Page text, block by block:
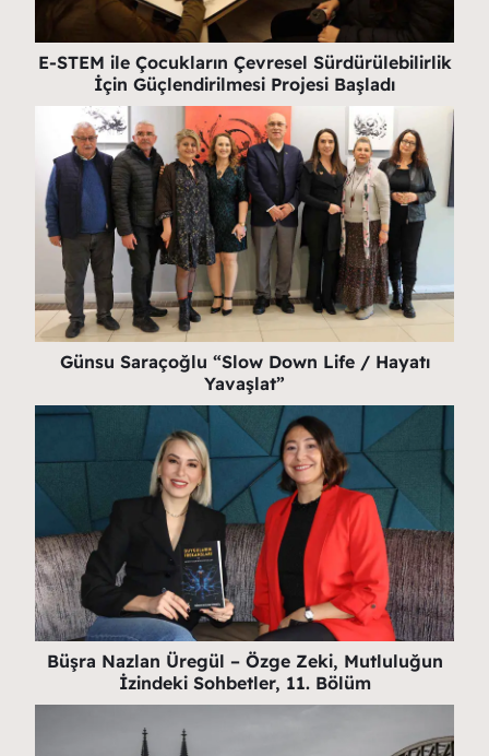
E-STEM ile Çocukların Çevresel Sürdürülebilirlik
İçin Güçlendirilmesi Projesi Başladı
Günsu Saraçoğlu “Slow Down Life / Hayatı
Yavaşlat”
Büşra Nazlan Üregül – Özge Zeki, Mutluluğun
İzindeki Sohbetler, 11. Bölüm